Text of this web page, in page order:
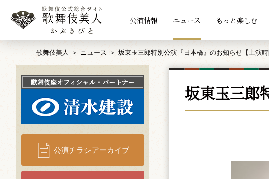
公演情報 ニュース もっと楽しむ
歌舞伎美人 ニュース 坂東玉三郎特別公演『日本橋』のお知らせ【上演時
坂東玉三郎
歌舞伎座オフィシャル・パートナー
公演チラシアーカイブ